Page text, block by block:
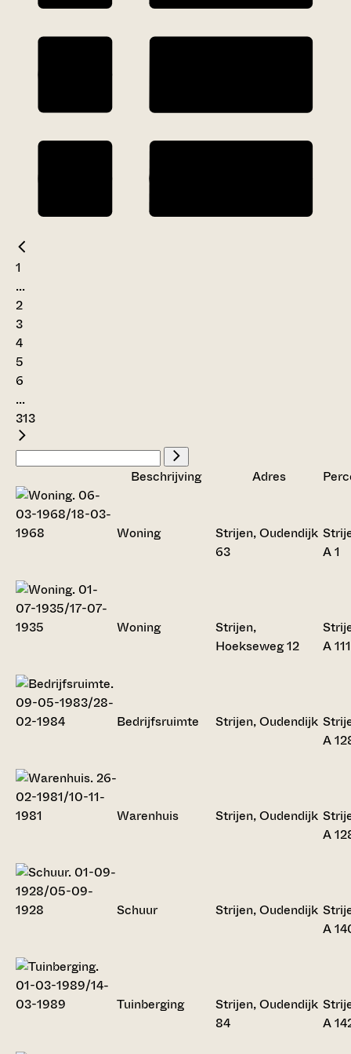
1
...
2
3
4
5
6
...
313
Beschrijving Adres
Woning
Strijen, Oudendijk
63
A 1
Woning
Strijen,
Hoekseweg 12
A 111
Bedrijfsruimte Strijen, Oudendijk
A
Warenhuis Strijen, Oudendijk
A
Schuur Strijen, Oudendijk
A
Tuinberging
Strijen, Oudendijk
84
A